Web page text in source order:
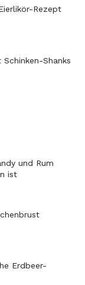
Rezept
Shanks
und Rum
ist
Erdbeer-